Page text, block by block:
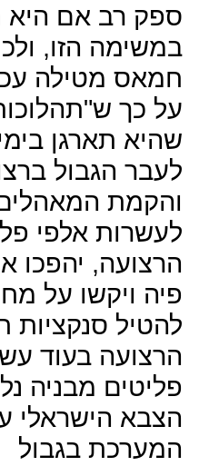
ספק רב אם היא
במשימה הזו,
חמאס מטילה
על כך
שהיא תארגן
לעבר הגבול
והקמת
לעשרות אלפי
הרצועה, יהפכו
פיה ויקשו על
להטיל סנקציות
הרצועה בעוד
פליטים מבניה
הצבא הישראלי
המערכת בגבול